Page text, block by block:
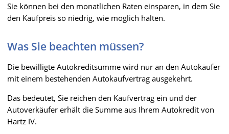
Sie können bei den monatlichen Raten einsparen, in dem Sie
den Kaufpreis so niedrig, wie möglich halten.
Was Sie beachten müssen?
Die bewilligte Autokreditsumme wird nur an den Autokäufer
mit einem bestehenden Autokaufvertrag ausgekehrt.
Das bedeutet, Sie reichen den Kaufvertrag ein und der
Autoverkäufer erhält die Summe aus Ihrem Autokredit von
Hartz IV.